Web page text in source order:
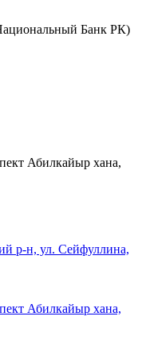
Банк РК)
Абилкайыр хана,
р-н, ул. Сейфуллина,
Абилкайыр хана,